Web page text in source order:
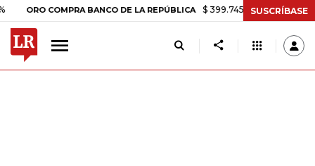
COMPRA BANCO DE LA REPÚBLICA $ 399.745,16 +$ 2.295,71 +0,58%
SUSCRÍBASE